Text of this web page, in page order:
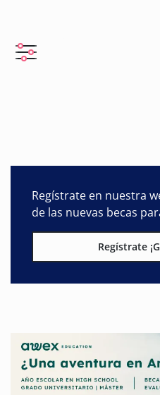
Regístrate en nuestra
de las nuevas becas
Regístrate